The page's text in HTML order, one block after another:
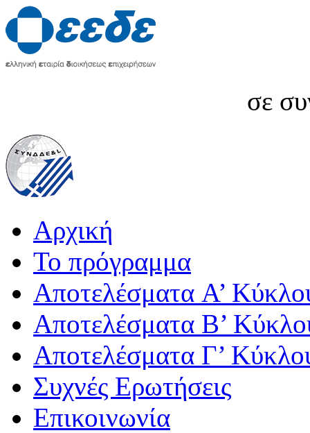
σε
Αρχική
Το πρόγραμμα
Αποτελέσματα A’
Αποτελέσματα Β’
Αποτελέσματα Γ’
Συχνές Ερωτήσεις
Επικοινωνία